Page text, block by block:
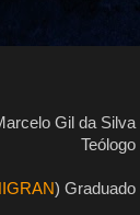
Gil da Silva
Teólogo
) Graduado